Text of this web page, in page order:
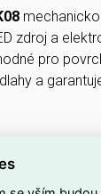
zdroj a
pro
a
SVÍTIDLO?
které